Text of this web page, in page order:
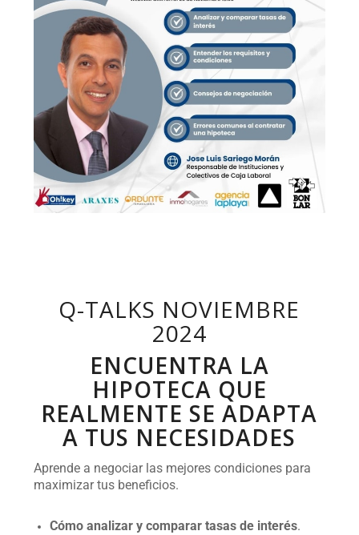
Q-TALKS NOVIEMBRE
2024
ENCUENTRA LA
HIPOTECA QUE
REALMENTE SE ADAPTA
A TUS NECESIDADES
Aprende a negociar las mejores condiciones para
maximizar tus beneficios.
Cómo analizar y comparar tasas de interés.